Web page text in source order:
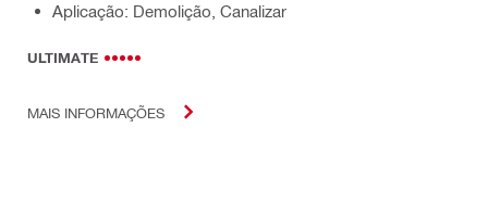
Aplicação: Demolição, Canalizar
ULTIMATE
MAIS INFORMAÇÕES